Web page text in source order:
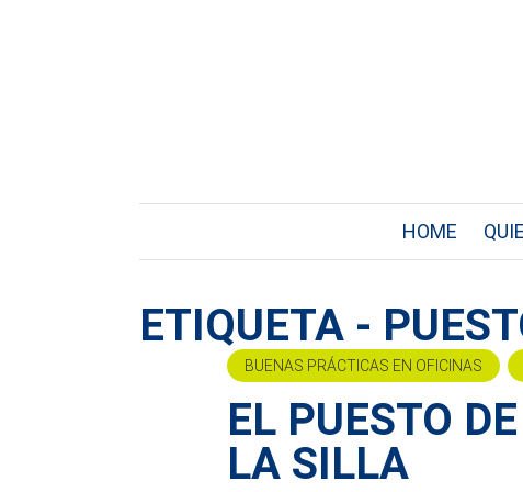
HOME
ETIQUETA -
BUENAS PRÁCTICAS EN OFICINAS
EL PUESTO
LA SILLA